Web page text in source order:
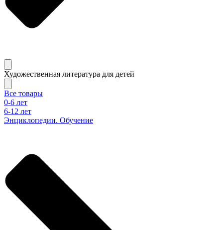
Художественная литература для детей
Все товары
0-6 лет
6-12 лет
Энциклопедии. Обучение